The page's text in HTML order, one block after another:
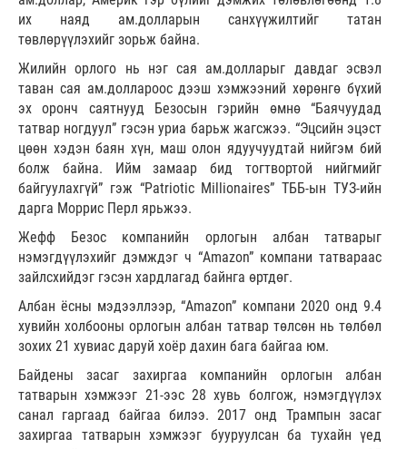
их наяд ам.долларын санхүүжилтийг татан
төвлөрүүлэхийг зорьж байна.
Жилийн орлого нь нэг сая ам.долларыг давдаг эсвэл
таван сая ам.доллароос дээш хэмжээний хөрөнгө бүхий
эх оронч саятнууд Безосын гэрийн өмнө “Баячуудад
татвар ногдуул” гэсэн уриа барьж жагсжээ. “Эцсийн эцэст
цөөн хэдэн баян хүн, маш олон ядуучуудтай нийгэм бий
болж байна. Ийм замаар бид тогтвортой нийгмийг
байгуулахгүй” гэж “Patriotic Millionaires” ТББ-ын ТУЗ-ийн
дарга Морриc Перл ярьжээ.
Жефф Безос компанийн орлогын албан татварыг
нэмэгдүүлэхийг дэмждэг ч “Amazon” компани татвараас
зайлсхийдэг гэсэн хардлагад байнга өртдөг.
Албан ёсны мэдээллээр, “Amazon” компани 2020 онд 9.4
хувийн холбооны орлогын албан татвар төлсөн нь төлбөл
зохих 21 хувиас даруй хоёр дахин бага байгаа юм.
Байдены засаг захиргаа компанийн орлогын албан
татварын хэмжээг 21-ээс 28 хувь болгож, нэмэгдүүлэх
санал гаргаад байгаа билээ. 2017 онд Трампын засаг
захиргаа татварын хэмжээг бууруулсан ба тухайн үед